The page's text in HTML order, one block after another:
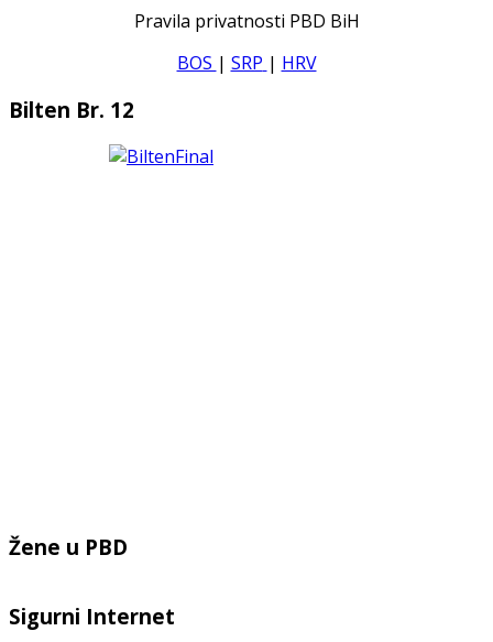
Pravila privatnosti PBD BiH
BOS | SRP | HRV
Bilten Br. 12
Žene u PBD
Sigurni Internet